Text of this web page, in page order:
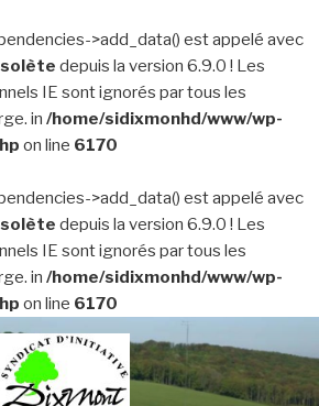
>add_data() est appelé avec
depuis la version 6.9.0 ! Les
IE sont ignorés par tous les
in /home/sidixmonhd/www/wp-
on line 6170
>add_data() est appelé avec
depuis la version 6.9.0 ! Les
IE sont ignorés par tous les
in /home/sidixmonhd/www/wp-
on line 6170